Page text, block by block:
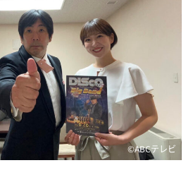
©️ABCテレビ